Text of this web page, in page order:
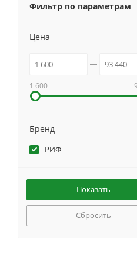
Фильтр по параметрам
Цена
1 600
Бренд
РИФ
Сбросить